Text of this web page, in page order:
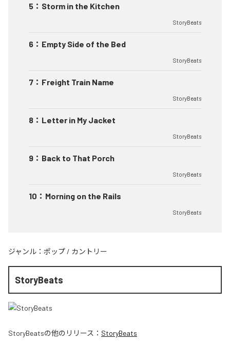
5 ： Storm in the Kitchen
StoryBeats
6 ： Empty Side of the Bed
StoryBeats
7 ： Freight Train Name
StoryBeats
8 ： Letter in My Jacket
StoryBeats
9 ： Back to That Porch
StoryBeats
10 ： Morning on the Rails
StoryBeats
ジャンル： ポップ / カントリー
StoryBeats
StoryBeatsの他のリリース： StoryBeats